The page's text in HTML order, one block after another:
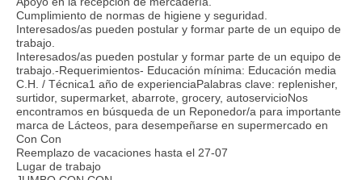
Cumplimiento de normas de higiene y seguridad.
Interesados/as pueden postular y formar parte de un equipo de
trabajo.
Interesados/as pueden postular y formar parte de un equipo de
trabajo.-Requerimientos- Educación mínima: Educación media
C.H. / Técnica1 año de experienciaPalabras clave: replenisher,
surtidor, supermarket, abarrote, grocery, autoservicioNos
encontramos en búsqueda de un Reponedor/a para importante
marca de Lácteos, para desempeñarse en supermercado en
Con Con
Reemplazo de vacaciones hasta el 27-07
Lugar de trabajo